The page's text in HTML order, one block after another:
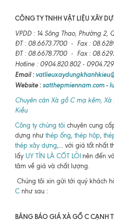
CÔNG TY TNHH VẬT LIỆU XÂY
VPDD : 14 Sông Thao, Phường 2,
ĐT : 08.6673.7700 - Fax :
ĐT : 08.6678.7700 - Fax :
Hotline : 0904.820.802 -
Email :
Website :satthepmiennam.com -
Chuyên cán Xà gồ C mạ kẽm,
Kiều
Công ty chúng tôi chuyên cung
dựng như thép ống, thép hộp,
thép xây dựng,... với giá tốt nhất
lấy UY TÍN LÀ CỐT LÕI nên đến
tâm về giá và chất lượng.
Chúng tôi xin gửi tới quý khách
C như sau :
BẢNG BÁO GIÁ XÀ GỒ C CẠNH